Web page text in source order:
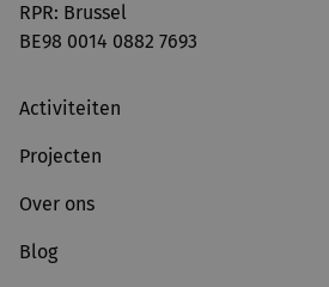
RPR: Brussel
BE98 0014 0882 7693
Activiteiten
Projecten
Over ons
Blog